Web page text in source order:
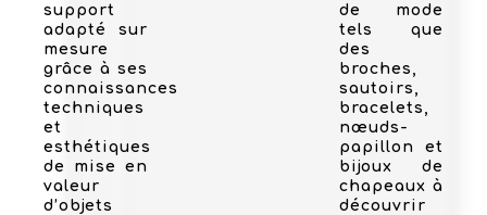
support
adapté sur
mesure
grâce à ses
connaissances
techniques
et
esthétiques
de mise en
valeur
d’objets
de mode
tels que
des
broches,
sautoirs,
bracelets,
nœuds-
papillon et
bijoux de
chapeaux à
découvrir